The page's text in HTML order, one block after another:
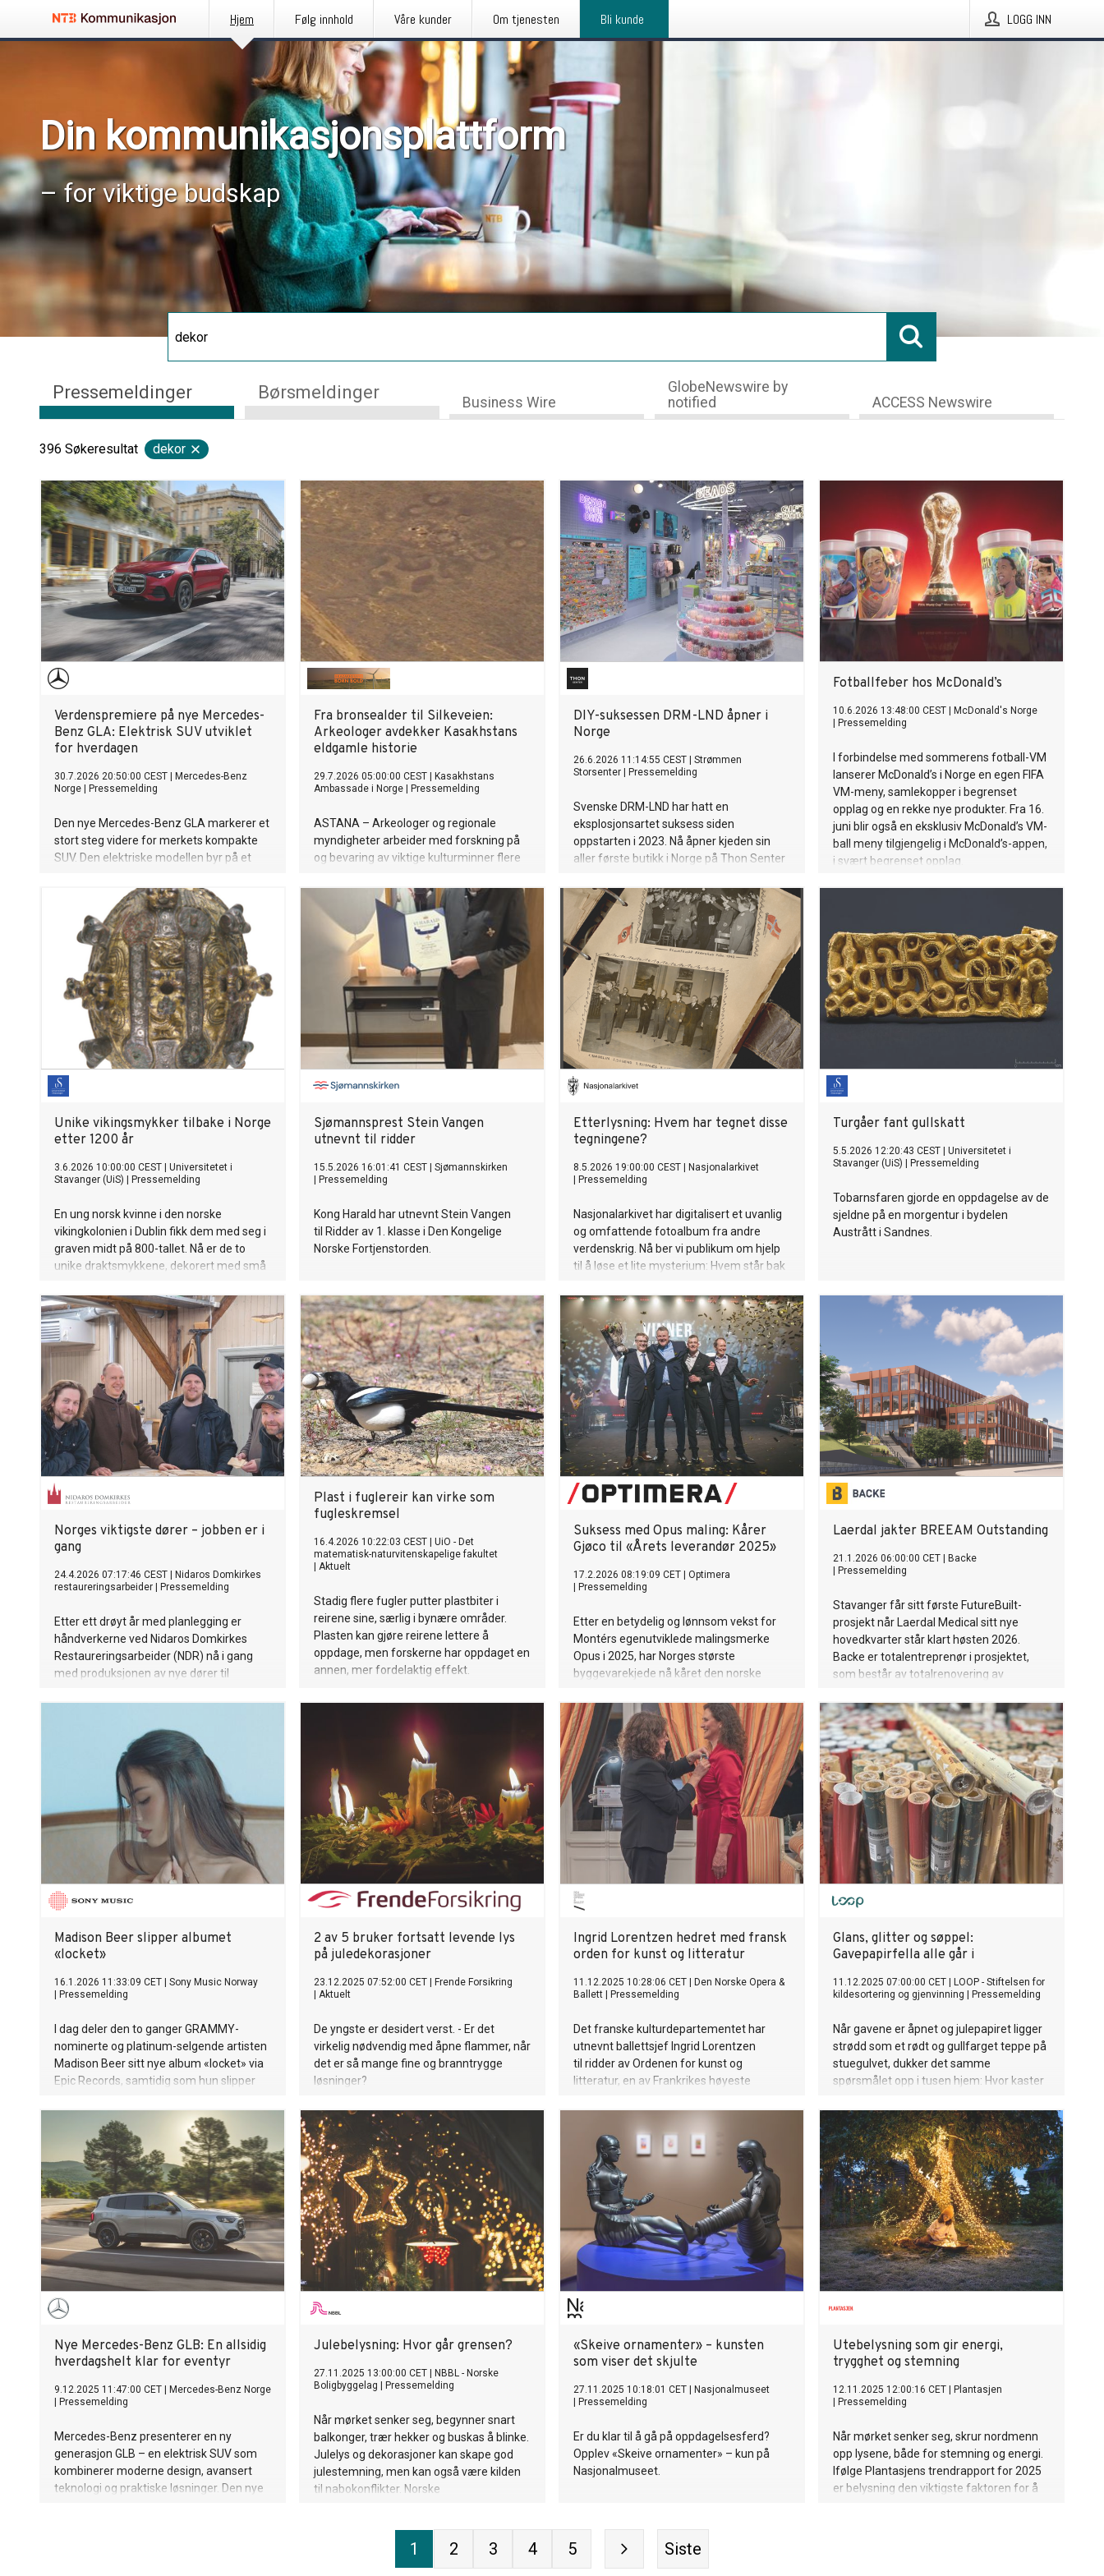
Hjem Følg innhold Våre kunder Om tjenesten Bli kunde LOGG INN
Din kommunikasjonsplattform
– for viktige budskap
Pressemeldinger Børsmeldinger Business Wire
GlobeNewswire by
notified
ACCESS Newswire
396 Søkeresultat dekor
Verdenspremiere på nye Mercedes-
Benz GLA: Elektrisk SUV utviklet
for hverdagen
30.7.2026 20:50:00 CEST
Mercedes-Benz
Norge
Pressemelding
Den nye Mercedes-Benz GLA markerer et
stort steg videre for merkets kompakte
SUV. Den elektriske modellen byr på et
en ny generasjon digitale tjenester – og
det i kombinasjon med lang rekkevidde og
rask lading.
Fra bronsealder til Silkeveien:
Arkeologer avdekker Kasakhstans
eldgamle historie
29.7.2026 05:00:00 CEST
Kasakhstans
Ambassade i Norge
Pressemelding
ASTANA – Arkeologer og regionale
myndigheter arbeider med forskning på
og bevaring av viktige kulturminner flere
bronsealderbosetninger i Rudny til
monumenter fra Den gylne horde og et
gammelt handelsknutepunkt ved Det
kaspiske hav, gir arbeidet ny kunnskap om
landets arkeologiske arv og bidrar til
langsiktig bevaring.
DIY-suksessen DRM-LND åpner i
Norge
26.6.2026 11:14:55 CEST
Strømmen
Storsenter
Pressemelding
Svenske DRM-LND har hatt en
eksplosjonsartet suksess siden
oppstarten i 2023. Nå åpner kjeden sin
aller første butikk i Norge på Thon Senter
Fotballfeber hos McDonald’s
10.6.2026 13:48:00 CEST
McDonald's Norge
Pressemelding
I forbindelse med sommerens fotball-VM
lanserer McDonald’s i Norge en egen FIFA
VM-meny, samlekopper i begrenset
opplag og en rekke nye produkter. Fra 16.
juni blir også en eksklusiv McDonald’s VM-
ball meny tilgjengelig i McDonald’s-appen,
i svært begrenset opplag.
Unike vikingsmykker tilbake i Norge
etter 1200 år
3.6.2026 10:00:00 CEST
Universitetet i
Stavanger (UiS)
Pressemelding
En ung norsk kvinne i den norske
vikingkolonien i Dublin fikk dem med seg i
graven midt på 800-tallet. Nå er de to
unike draktsmykkene, dekorert med små
Sjømannsprest Stein Vangen
utnevnt til ridder
15.5.2026 16:01:41 CEST
Sjømannskirken
Pressemelding
Kong Harald har utnevnt Stein Vangen
til Ridder av 1. klasse i Den Kongelige
Norske Fortjenstorden.
Etterlysning: Hvem har tegnet disse
tegningene?
8.5.2026 19:00:00 CEST
Nasjonalarkivet
Pressemelding
Nasjonalarkivet har digitalisert et uvanlig
og omfattende fotoalbum fra andre
verdenskrig. Nå ber vi publikum om hjelp
til å løse et lite mysterium: Hvem står bak
Turgåer fant gullskatt
5.5.2026 12:20:43 CEST
Universitetet i
Stavanger (UiS)
Pressemelding
Tobarnsfaren gjorde en oppdagelse av de
sjeldne på en morgentur i bydelen
Austrått i Sandnes.
Norges viktigste dører – jobben er i
gang
24.4.2026 07:17:46 CEST
Nidaros Domkirkes
restaureringsarbeider
Pressemelding
Etter ett drøyt år med planlegging er
håndverkerne ved Nidaros Domkirkes
Restaureringsarbeider (NDR) nå i gang
med produksjonen av nye dører til
sidestykke i nyere tid.
Plast i fuglereir kan virke som
fugleskremsel
16.4.2026 10:22:03 CEST
UiO - Det
matematisk-naturvitenskapelige fakultet
Aktuelt
Stadig flere fugler putter plastbiter i
reirene sine, særlig i bynære områder.
Plasten kan gjøre reirene lettere å
oppdage, men forskerne har oppdaget en
annen, mer fordelaktig effekt.
Suksess med Opus maling: Kårer
Gjøco til «Årets leverandør 2025»
17.2.2026 08:19:09 CET
Optimera
Pressemelding
Etter en betydelig og lønnsom vekst for
Montérs egenutviklede malingsmerke
Opus i 2025, har Norges største
byggevarekjede nå kåret den norske
til årets leverandør.
Laerdal jakter BREEAM Outstanding
21.1.2026 06:00:00 CET
Backe
Pressemelding
Stavanger får sitt første FutureBuilt-
prosjekt når Laerdal Medical sitt nye
hovedkvarter står klart høsten 2026.
Backe er totalentreprenør i prosjektet,
som består av totalrenovering av
med nye kontorlokaler. Prosjektet har
siden begynnelsen hatt som mål å bygge
et fremtidsrettet bygg med lavt utslipp og
høy verdi for byen
Madison Beer slipper albumet
«locket»
16.1.2026 11:33:09 CET
Sony Music Norway
Pressemelding
I dag deler den to ganger GRAMMY-
nominerte og platinum-selgende artisten
Madison Beer sitt nye album «locket» via
Epic Records, samtidig som hun slipper
2 av 5 bruker fortsatt levende lys
på juledekorasjoner
23.12.2025 07:52:00 CET
Frende Forsikring
Aktuelt
De yngste er desidert verst. - Er det
virkelig nødvendig med åpne flammer, når
det er så mange fine og branntrygge
løsninger?
Ingrid Lorentzen hedret med fransk
orden for kunst og litteratur
11.12.2025 10:28:06 CET
Den Norske Opera &
Ballett
Pressemelding
Det franske kulturdepartementet har
utnevnt ballettsjef Ingrid Lorentzen
til ridder av Ordenen for kunst og
litteratur, en av Frankrikes høyeste
Den franske ambassadørboligen i Oslo i
går, 10. desember.
Glans, glitter og søppel:
Gavepapirfella alle går i
11.12.2025 07:00:00 CET
LOOP - Stiftelsen for
kildesortering og gjenvinning
Pressemelding
Når gavene er åpnet og julepapiret ligger
strødd som et rødt og gullfarget teppe på
stuegulvet, dukker det samme
spørsmålet opp i tusen hjem: Hvor kaster
overrasker fortsatt mange.
Nye Mercedes-Benz GLB: En allsidig
hverdagshelt klar for eventyr
9.12.2025 11:47:00 CET
Mercedes-Benz Norge
Pressemelding
Mercedes-Benz presenterer en ny
generasjon GLB – en elektrisk SUV som
kombinerer moderne design, avansert
teknologi og praktiske løsninger. Den nye
Julebelysning: Hvor går grensen?
27.11.2025 13:00:00 CET
NBBL - Norske
Boligbyggelag
Pressemelding
Når mørket senker seg, begynner snart
balkonger, trær hekker og buskas å blinke.
Julelys og dekorasjoner kan skape god
julestemning, men kan også være kilden
til nabokonflikter. Norske
«Skeive ornamenter» – kunsten
som viser det skjulte
27.11.2025 10:18:01 CET
Nasjonalmuseet
Pressemelding
Er du klar til å gå på oppdagelsesferd?
Opplev «Skeive ornamenter» – kun på
Nasjonalmuseet.
Utebelysning som gir energi,
trygghet og stemning
12.11.2025 12:00:16 CET
Plantasjen
Pressemelding
Når mørket senker seg, skrur nordmenn
opp lysene, både for stemning og energi.
Ifølge Plantasjens trendrapport for 2025
er belysning den viktigste faktoren for å
1 2 3 4 5 Siste